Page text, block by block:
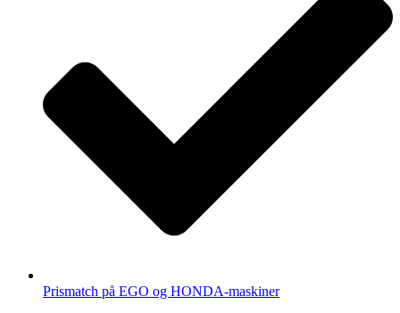
Prismatch på EGO og HONDA-maskiner